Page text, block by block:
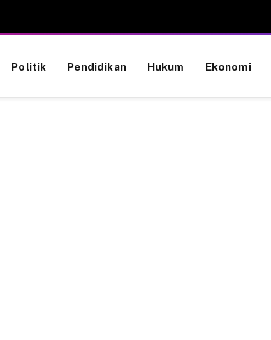
Politik Pendidikan Hukum Ekonomi